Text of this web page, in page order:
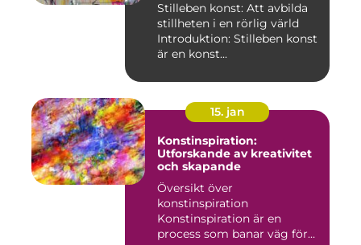
Stilleben konst: Att avbilda
stillheten i en rörlig värld
Introduktion: Stilleben konst
är en konst...
15. jan
Konstinspiration:
Utforskande av kreativitet
och skapande
Översikt över
konstinspiration
Konstinspiration är en
process som banar väg för